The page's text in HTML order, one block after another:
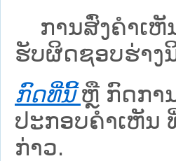
ການສົ່ງຄໍາເຫັ
ຮັບຜິດຊອບຮ່າງ
ກົດທີ່ນີ້ ຫຼື ກົດກາ
ປະກອບຄຳເຫັນ
ກ່າວ.